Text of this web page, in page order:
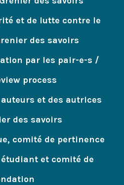
et de lutte contre le
des savoirs
par les pair-e-s /
process
et des autrices
des savoirs
comité de pertinence
et comité de